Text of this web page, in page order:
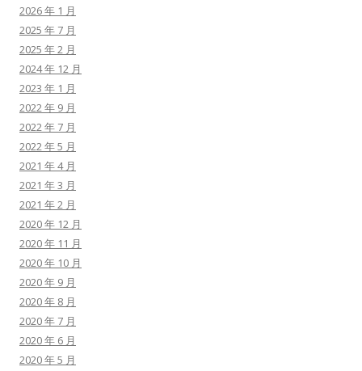
2026 年 1 月
2025 年 7 月
2025 年 2 月
2024 年 12 月
2023 年 1 月
2022 年 9 月
2022 年 7 月
2022 年 5 月
2021 年 4 月
2021 年 3 月
2021 年 2 月
2020 年 12 月
2020 年 11 月
2020 年 10 月
2020 年 9 月
2020 年 8 月
2020 年 7 月
2020 年 6 月
2020 年 5 月